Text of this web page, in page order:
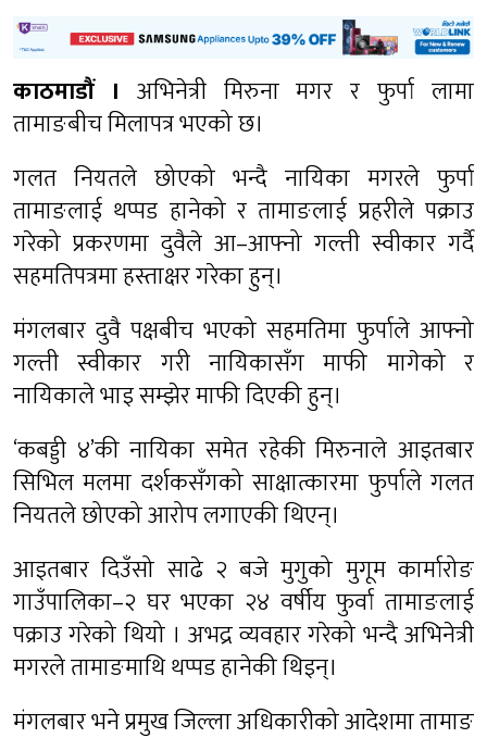
काठमाडौं । अभिनेत्री मिरुना मगर र फुर्पा लामा
तामाङबीच मिलापत्र भएको छ।
गलत नियतले छोएको भन्दै नायिका मगरले फुर्पा
तामाङलाई थप्पड हानेको र तामाङलाई प्रहरीले पक्राउ
गरेको प्रकरणमा दुवैले आ–आफ्नो गल्ती स्वीकार गर्दै
सहमतिपत्रमा हस्ताक्षर गरेका हुन्।
मंगलबार दुवै पक्षबीच भएको सहमतिमा फुर्पाले आफ्नो
गल्ती स्वीकार गरी नायिकासँग माफी मागेको र
नायिकाले भाइ सम्झेर माफी दिएकी हुन्।
‘कबड्डी ४’की नायिका समेत रहेकी मिरुनाले आइतबार
सिभिल मलमा दर्शकसँगको साक्षात्कारमा फुर्पाले गलत
नियतले छोएको आरोप लगाएकी थिएन्।
आइतबार दिउँसो साढे २ बजे मुगुको मुगूम कार्मारोङ
गाउँपालिका–२ घर भएका २४ वर्षीय फुर्वा तामाङलाई
पक्राउ गरेको थियो । अभद्र व्यवहार गरेको भन्दै अभिनेत्री
मगरले तामाङमाथि थप्पड हानेकी थिइन्।
मंगलबार भने प्रमुख जिल्ला अधिकारीको आदेशमा तामाङ